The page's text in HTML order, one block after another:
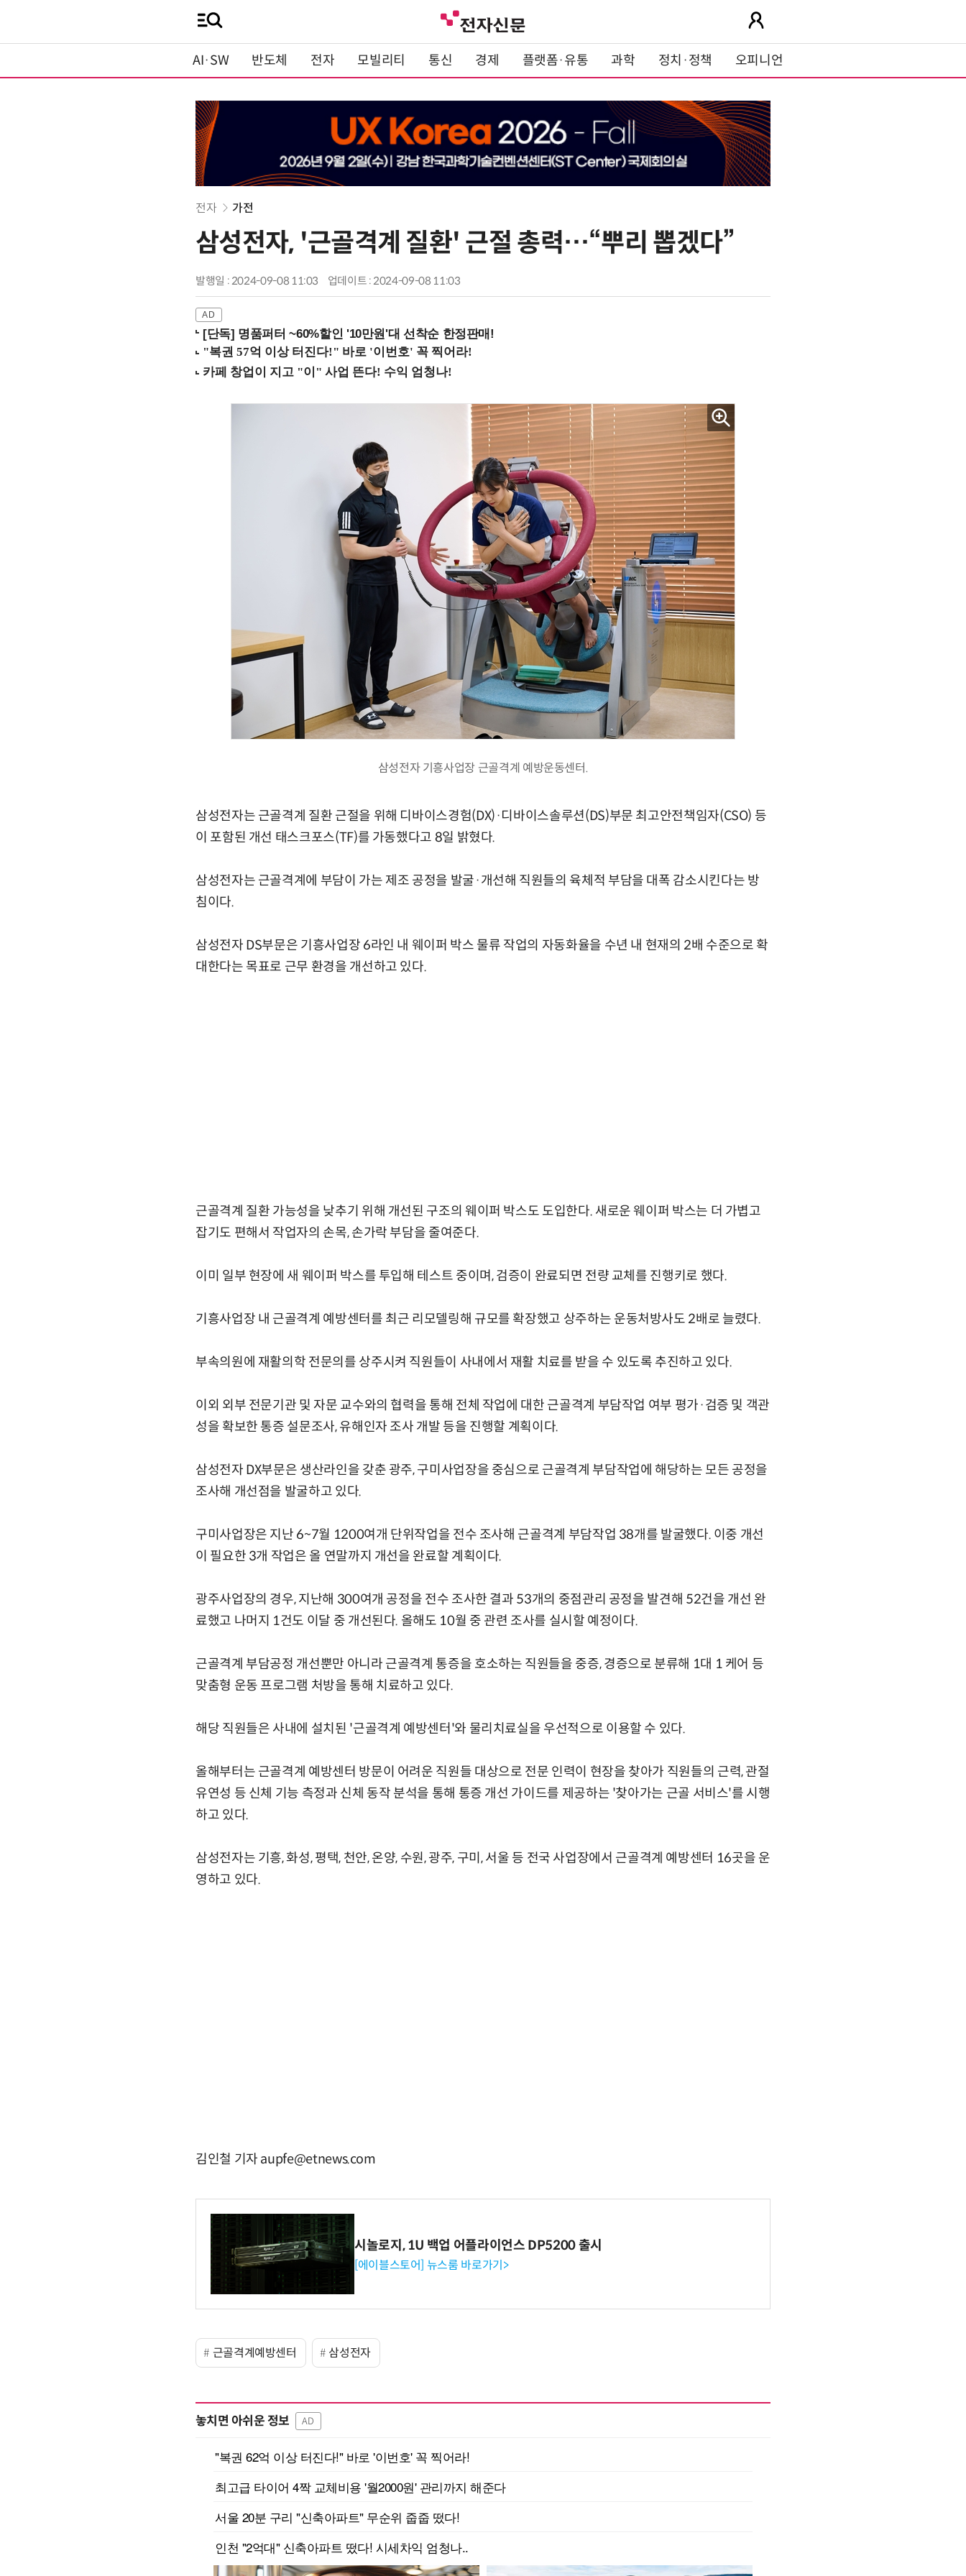
AI·SW 반도체 전자 모빌리티 통신 경제 플랫폼·유통 과학 정치·정책 오피니언
전자 가전
삼성전자, '근골격계 질환' 근절 총력…“뿌리 뽑겠다”
발행일 : 2024-09-08 11:03 업데이트 : 2024-09-08 11:03
[단독] 명품퍼터 ~60%할인 '10만원'대 선착순 한정판매!
삼성전자 기흥사업장 근골격계 예방운동센터.
삼성전자는 근골격계 질환 근절을 위해 디바이스경험(DX)·디바이스솔루션(DS)부문 최고안전책임자(CSO) 등
이 포함된 개선 태스크포스(TF)를 가동했다고 8일 밝혔다.
삼성전자는 근골격계에 부담이 가는 제조 공정을 발굴·개선해 직원들의 육체적 부담을 대폭 감소시킨다는 방
침이다.
삼성전자 DS부문은 기흥사업장 6라인 내 웨이퍼 박스 물류 작업의 자동화율을 수년 내 현재의 2배 수준으로 확
대한다는 목표로 근무 환경을 개선하고 있다.
근골격계 질환 가능성을 낮추기 위해 개선된 구조의 웨이퍼 박스도 도입한다. 새로운 웨이퍼 박스는 더 가볍고
잡기도 편해서 작업자의 손목, 손가락 부담을 줄여준다.
이미 일부 현장에 새 웨이퍼 박스를 투입해 테스트 중이며, 검증이 완료되면 전량 교체를 진행키로 했다.
기흥사업장 내 근골격계 예방센터를 최근 리모델링해 규모를 확장했고 상주하는 운동처방사도 2배로 늘렸다.
부속의원에 재활의학 전문의를 상주시켜 직원들이 사내에서 재활 치료를 받을 수 있도록 추진하고 있다.
이외 외부 전문기관 및 자문 교수와의 협력을 통해 전체 작업에 대한 근골격계 부담작업 여부 평가·검증 및 객관
성을 확보한 통증 설문조사, 유해인자 조사 개발 등을 진행할 계획이다.
삼성전자 DX부문은 생산라인을 갖춘 광주, 구미사업장을 중심으로 근골격계 부담작업에 해당하는 모든 공정을
조사해 개선점을 발굴하고 있다.
구미사업장은 지난 6~7월 1200여개 단위작업을 전수 조사해 근골격계 부담작업 38개를 발굴했다. 이중 개선
이 필요한 3개 작업은 올 연말까지 개선을 완료할 계획이다.
광주사업장의 경우, 지난해 300여개 공정을 전수 조사한 결과 53개의 중점관리 공정을 발견해 52건을 개선 완
료했고 나머지 1건도 이달 중 개선된다. 올해도 10월 중 관련 조사를 실시할 예정이다.
근골격계 부담공정 개선뿐만 아니라 근골격계 통증을 호소하는 직원들을 중증, 경증으로 분류해 1대 1 케어 등
맞춤형 운동 프로그램 처방을 통해 치료하고 있다.
해당 직원들은 사내에 설치된 '근골격계 예방센터'와 물리치료실을 우선적으로 이용할 수 있다.
올해부터는 근골격계 예방센터 방문이 어려운 직원들 대상으로 전문 인력이 현장을 찾아가 직원들의 근력, 관절
유연성 등 신체 기능 측정과 신체 동작 분석을 통해 통증 개선 가이드를 제공하는 '찾아가는 근골 서비스'를 시행
하고 있다.
삼성전자는 기흥, 화성, 평택, 천안, 온양, 수원, 광주, 구미, 서울 등 전국 사업장에서 근골격계 예방센터 16곳을 운
영하고 있다.
김인철 기자 aupfe@etnews.com
시놀로지, 1U 백업 어플라이언스 DP5200 출시
[에이블스토어] 뉴스룸 바로가기>
근골격계예방센터 삼성전자
놓치면 아쉬운 정보 AD